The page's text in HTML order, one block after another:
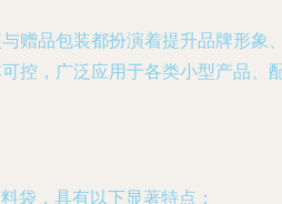
赠品包装都扮演着提升品牌形象
控，广泛应用于各类小型产品
袋，具有以下显著特点：